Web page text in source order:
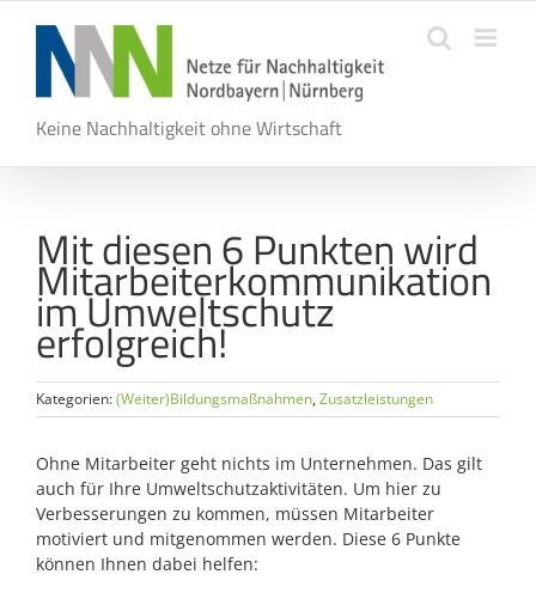
springen
Keine Nachhaltigkeit ohne Wirtschaft
Mit diesen 6 Punkten wird
Mitarbeiterkommunikation
im Umweltschutz
erfolgreich!
Kategorien:(Weiter)Bildungsmaßnahmen, Zusatzleistungen
Ohne Mitarbeiter geht nichts im Unternehmen. Das gilt
auch für Ihre Umweltschutzaktivitäten. Um hier zu
Verbesserungen zu kommen, müssen Mitarbeiter
motiviert und mitgenommen werden. Diese 6 Punkte
können Ihnen dabei helfen: